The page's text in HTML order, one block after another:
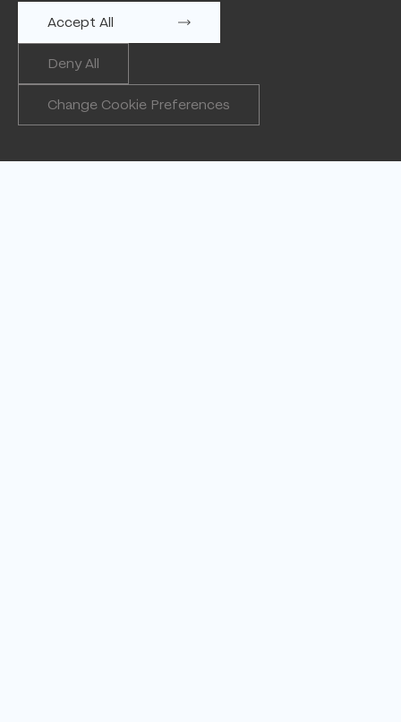
Accept All
Deny All
Change Cookie Preferences